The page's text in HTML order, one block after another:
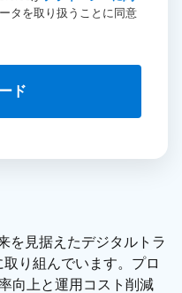
タを取り扱うことに同意
ド
を見据えたデジタルトラ
り組んでいます。プロ
向上と運用コスト削減